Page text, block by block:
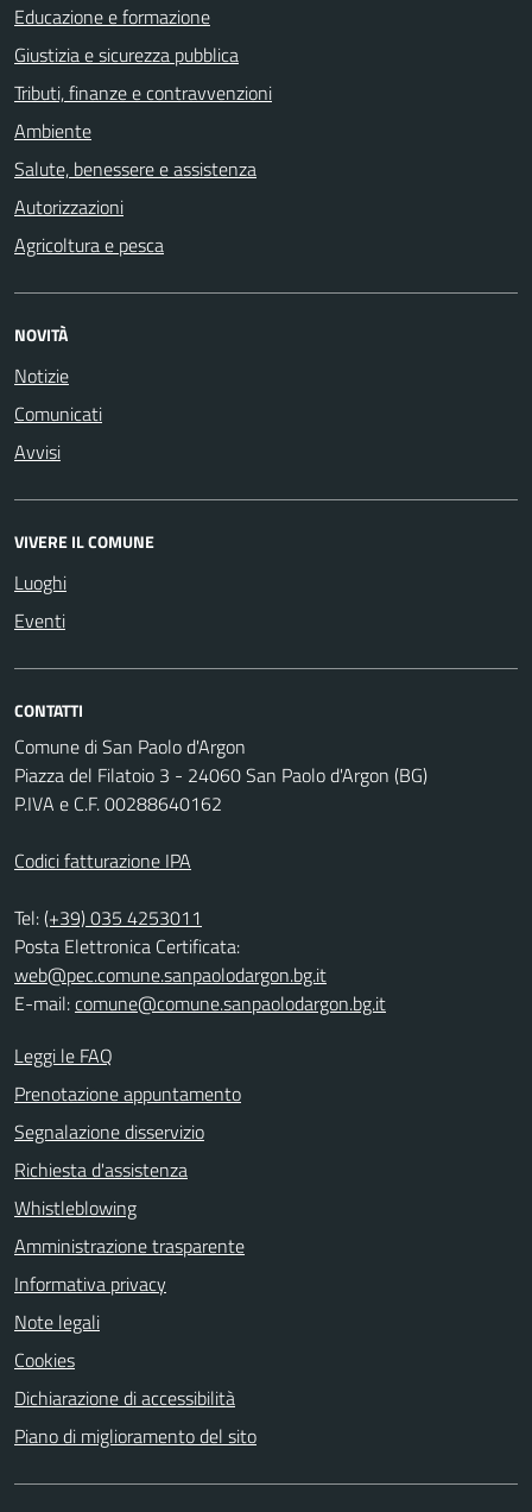
Educazione e formazione
Giustizia e sicurezza pubblica
Tributi, finanze e contravvenzioni
Ambiente
Salute, benessere e assistenza
Autorizzazioni
Agricoltura e pesca
NOVITÀ
Notizie
Comunicati
Avvisi
VIVERE IL COMUNE
Luoghi
Eventi
CONTATTI
Comune di San Paolo d'Argon
Piazza del Filatoio 3 - 24060 San Paolo d'Argon (BG)
P.IVA e C.F. 00288640162
Codici fatturazione IPA
Tel:(+39) 035 4253011
Posta Elettronica Certificata:
web@pec.comune.sanpaolodargon.bg.it
E-mail:comune@comune.sanpaolodargon.bg.it
Leggi le FAQ
Prenotazione appuntamento
Segnalazione disservizio
Richiesta d'assistenza
Whistleblowing
Amministrazione trasparente
Informativa privacy
Note legali
Cookies
Dichiarazione di accessibilità
Piano di miglioramento del sito